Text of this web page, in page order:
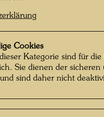
Presse Foto Kraufmann
Cookies
Kategorie sind für
Sie dienen der sicheren
sind daher nicht